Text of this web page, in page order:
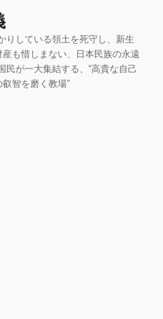
りしている領土を死守し、新生
も惜しまない、日本民族の永遠
民が一大集結する、“高貴な自己
智を磨く教場”